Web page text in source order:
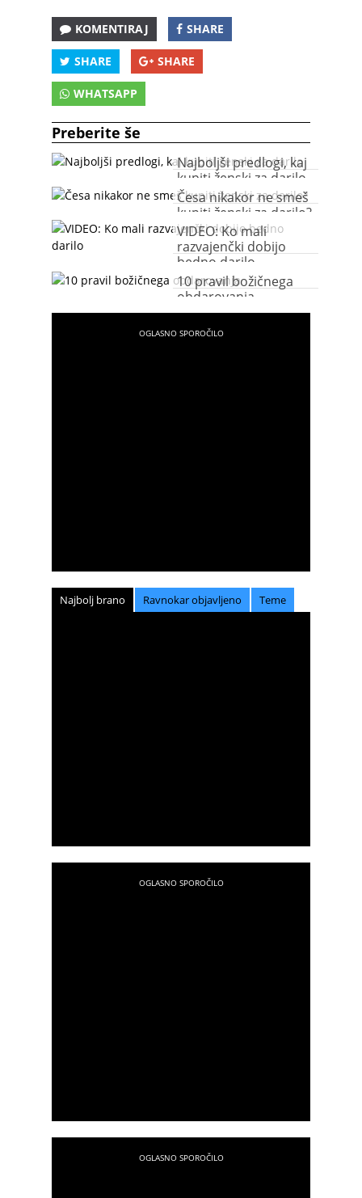
KOMENTIRAJ SHARE
SHARE SHARE
WHATSAPP
Preberite še
Najboljši predlogi, kaj
kupiti ženski za darilo
Česa nikakor ne smeš
kupiti ženski za darilo?
VIDEO: Ko mali
razvajenčki dobijo
bedno darilo
10 pravil božičnega
obdarovanja
Najbolj brano Ravnokar objavljeno Teme